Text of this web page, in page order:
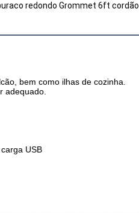
redondo Grommet 6ft cordão
bem como ilhas de cozinha.
adequado.
USB